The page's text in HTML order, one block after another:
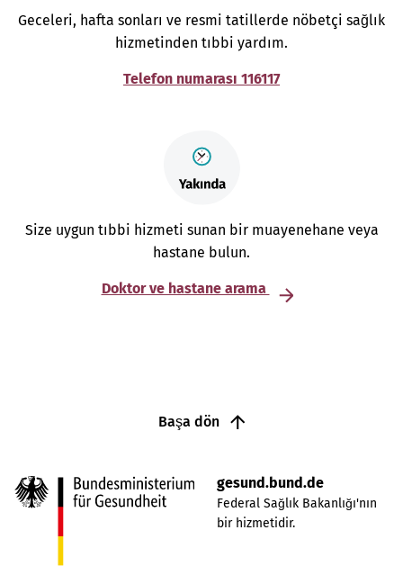
Geceleri, hafta sonları ve resmi tatillerde nöbetçi sağlık
hizmetinden tıbbi yardım.
Telefon numarası 116117
Size uygun tıbbi hizmeti sunan bir muayenehane veya
hastane bulun.
Doktor ve hastane arama
Başa dön
gesund.bund.de
Federal Sağlık Bakanlığı'nın
bir hizmetidir.